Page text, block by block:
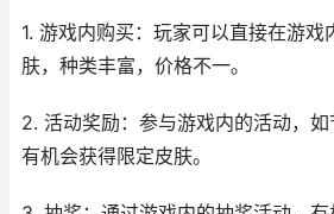
1. 游戏内购买：玩家可以直接在游戏
肤，种类丰富，价格不一。
2. 活动奖励：参与游戏内的活动，如
有机会获得限定皮肤。